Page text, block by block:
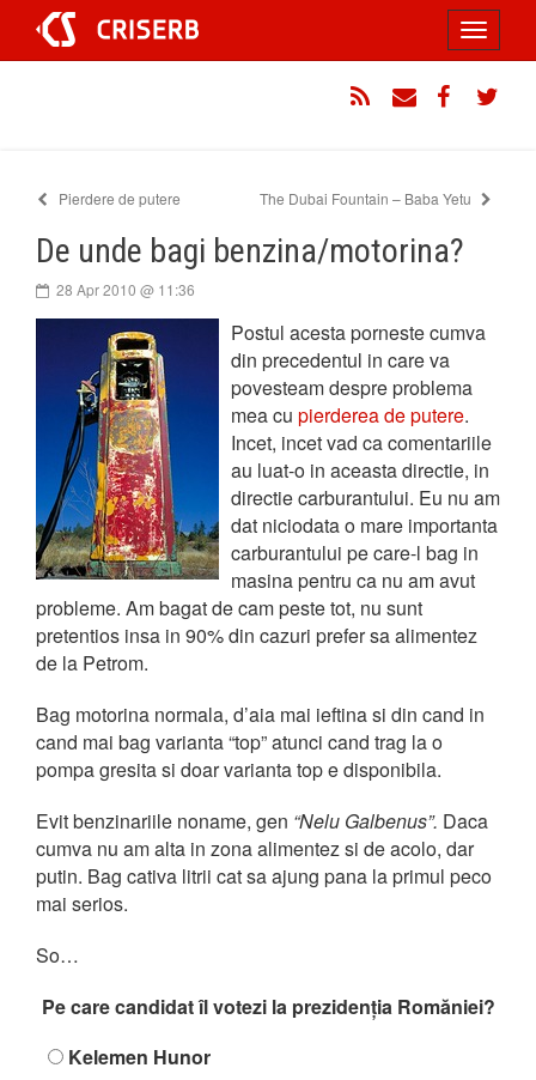
conținut
Toggle
Pierdere de putere The Dubai Fountain – Baba Yetu
De unde bagi benzina/motorina?
28 Apr 2010 @ 11:36
Postul acesta porneste cumva
din precedentul in care va
povesteam despre problema
mea cu pierderea de putere.
Incet, incet vad ca comentariile
au luat-o in aceasta directie, in
directie carburantului. Eu nu am
dat niciodata o mare importanta
carburantului pe care-l bag in
masina pentru ca nu am avut
probleme. Am bagat de cam peste tot, nu sunt
pretentios insa in 90% din cazuri prefer sa alimentez
de la Petrom.
Bag motorina normala, d’aia mai ieftina si din cand in
cand mai bag varianta “top” atunci cand trag la o
pompa gresita si doar varianta top e disponibila.
Evit benzinariile noname, gen “Nelu Galbenus”. Daca
cumva nu am alta in zona alimentez si de acolo, dar
putin. Bag cativa litrii cat sa ajung pana la primul peco
mai serios.
So…
Pe care candidat îl votezi la prezidenția Romăniei?
Kelemen Hunor